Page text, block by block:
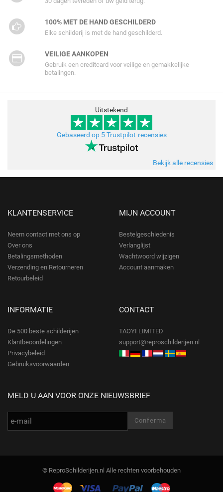
100% MET DE HAND GESCHILDERD
Elke schilderij is met de hand geschilderd.
VEILIGE AANKOPEN
Gebruik een creditcard voor veilige en gemakkelijke
betalingen.
Uitstekend
Gebaseerd op 5 Trustpilot-recensies
Bekijk alle recensies
KLANTENSERVICE
Neem contact met ons op
Over ons
Betalingsmethoden
Verzending en Retourneren
Retourbeleid
MIJN ACCOUNT
Bestelgeschiedenis
Verlanglijst
Wachtwoord wijzigen
Account aanmaken
INFORMATIE
De 500 beste schilderijen
Klantbeoordelingen
Privacybeleid
Gebruiksvoorwaarden
CONTACT
TAOYI LIMITED
support@reproschilderijen.nl
MELD U AAN VOOR ONZE NIEUWSBRIEF
© ReproSchilderijen.nl Alle rechten voorbehouden